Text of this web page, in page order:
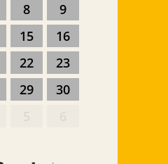
8
9
15
16
22
23
29
30